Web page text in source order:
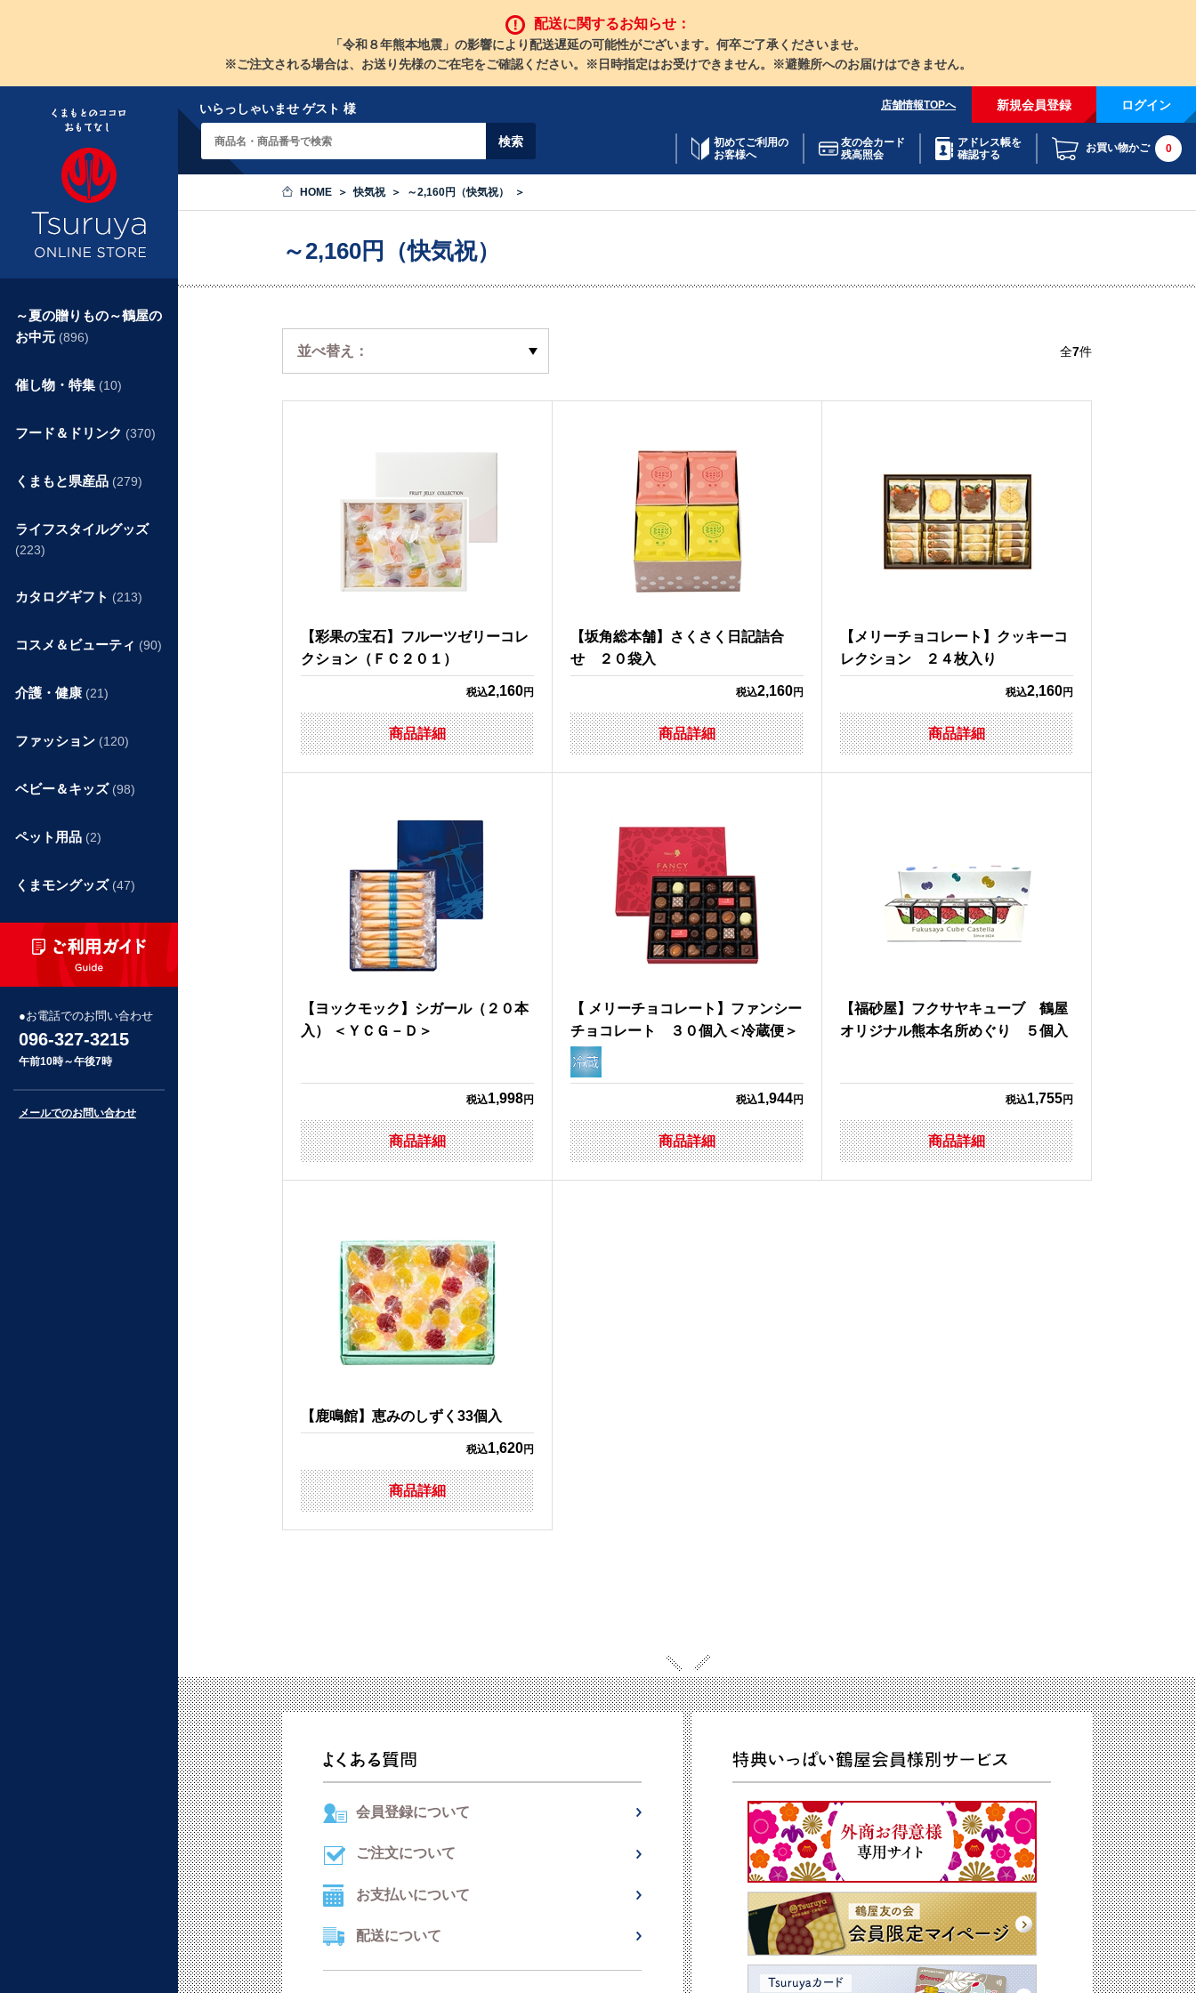
配送に関するお知らせ：
「令和８年熊本地震」の影響により配送遅延の可能性がございます。何卒ご了承くださいませ。
※ご注文される場合は、お送り先様のご在宅をご確認ください。※日時指定はお受けできません。※避難所へのお届けはできません。
いらっしゃいませ ゲスト 様 店舗情報TOPへ 新規会員登録 ログイン
初めてご利用の
お客様へ
友の会カード
残高照会
アドレス帳を
確認する
お買い物かご 0
HOME 快気祝 ～2,160円（快気祝）
～2,160円（快気祝）
並べ替え： 全7件
【彩果の宝石】フルーツゼリーコレ
クション（ＦＣ２０１）
税込2,160円
商品詳細
【坂角総本舗】さくさく日記詰合
せ ２０袋入
税込2,160円
商品詳細
【メリーチョコレート】クッキーコ
レクション ２４枚入り
税込2,160円
商品詳細
【ヨックモック】シガール（２０本
入） ＜ＹＣＧ－Ｄ＞
税込1,998円
商品詳細
【 メリーチョコレート】ファンシー
チョコレート ３０個入＜冷蔵便＞
税込1,944円
商品詳細
【福砂屋】フクサヤキューブ 鶴屋
オリジナル熊本名所めぐり ５個入
税込1,755円
商品詳細
【鹿鳴館】恵みのしずく33個入
税込1,620円
商品詳細
～夏の贈りもの～鶴屋の
お中元 (896)
催し物・特集 (10)
フード＆ドリンク (370)
くまもと県産品 (279)
ライフスタイルグッズ
(223)
カタログギフト (213)
コスメ＆ビューティ (90)
介護・健康 (21)
ファッション (120)
ベビー＆キッズ (98)
ペット用品 (2)
くまモングッズ (47)
お電話でのお問い合わせ
096-327-3215
午前10時～午後7時
メールでのお問い合わせ
会員登録について
ご注文について
お支払いについて
配送について